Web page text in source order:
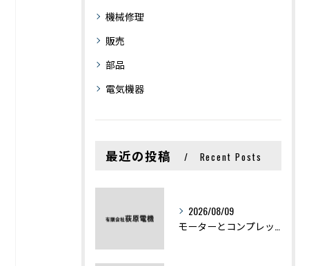
機械修理
販売
部品
電気機器
最近の投稿 Recent Posts
2026/08/09